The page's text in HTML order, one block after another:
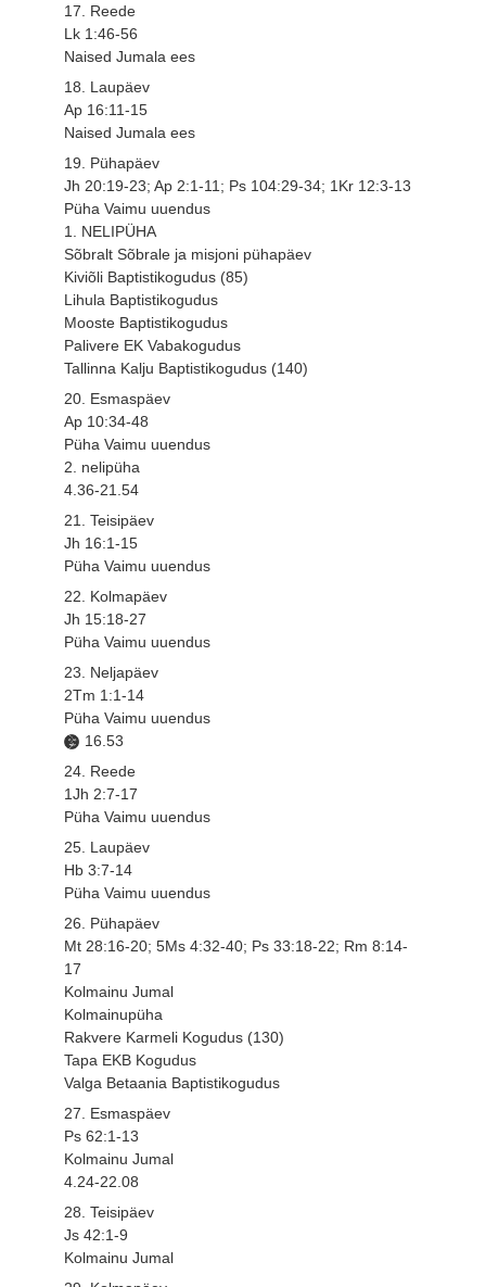
17. Reede
Lk 1:46-56
Naised Jumala ees
18. Laupäev
Ap 16:11-15
Naised Jumala ees
19. Pühapäev
Jh 20:19-23; Ap 2:1-11; Ps 104:29-34; 1Kr 12:3-13
Püha Vaimu uuendus
1. NELIPÜHA
Sõbralt Sõbrale ja misjoni pühapäev
Kiviõli Baptistikogudus (85)
Lihula Baptistikogudus
Mooste Baptistikogudus
Palivere EK Vabakogudus
Tallinna Kalju Baptistikogudus (140)
20. Esmaspäev
Ap 10:34-48
Püha Vaimu uuendus
2. nelipüha
4.36-21.54
21. Teisipäev
Jh 16:1-15
Püha Vaimu uuendus
22. Kolmapäev
Jh 15:18-27
Püha Vaimu uuendus
23. Neljapäev
2Tm 1:1-14
Püha Vaimu uuendus
16.53
24. Reede
1Jh 2:7-17
Püha Vaimu uuendus
25. Laupäev
Hb 3:7-14
Püha Vaimu uuendus
26. Pühapäev
Mt 28:16-20; 5Ms 4:32-40; Ps 33:18-22; Rm 8:14-
17
Kolmainu Jumal
Kolmainupüha
Rakvere Karmeli Kogudus (130)
Tapa EKB Kogudus
Valga Betaania Baptistikogudus
27. Esmaspäev
Ps 62:1-13
Kolmainu Jumal
4.24-22.08
28. Teisipäev
Js 42:1-9
Kolmainu Jumal